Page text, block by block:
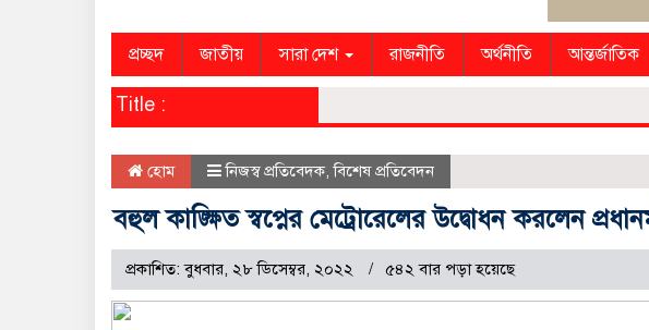
প্রচ্ছদ জাতীয় সারা দেশ রাজনীতি অর্থনীতি আন্তর্জাতিক
Title :
হোম নিজস্ব প্রতিবেদক,বিশেষ প্রতিবেদন
বহুল কাঙ্ক্ষিত স্বপ্নের মেট্রোরেলের উদ্বোধন করলেন
প্রকাশিত: বুধবার, ২৮ ডিসেম্বর, ২০২২ ৫৪২ বার পড়া হয়েছে